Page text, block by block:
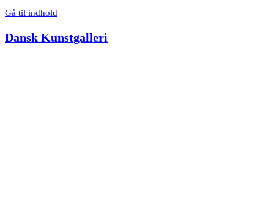
Gå til indhold
Dansk Kunstgalleri